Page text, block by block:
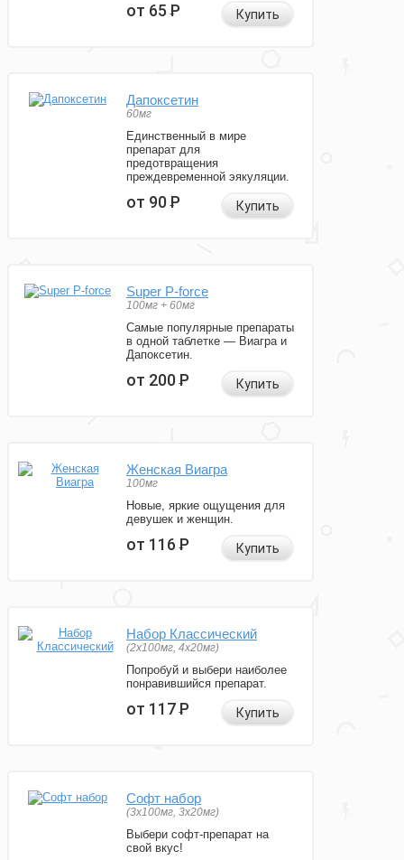
от 65Р Купить
Дапоксетин
60мг
Единственный в мире
препарат для
предотвращения
преждевременной эякуляции.
от 90Р Купить
Super P-force
100мг + 60мг
Самые популярные препараты
в одной таблетке — Виагра и
Дапоксетин.
от 200Р Купить
Женская Виагра
100мг
Новые, яркие ощущения для
девушек и женщин.
от 116Р Купить
Набор Классический
(2x100мг, 4x20мг)
Попробуй и выбери наиболее
понравившийся препарат.
от 117Р Купить
Софт набор
(3x100мг, 3x20мг)
Выбери софт-препарат на
свой вкус!